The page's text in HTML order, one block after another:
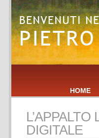
HOME
DIGITALE